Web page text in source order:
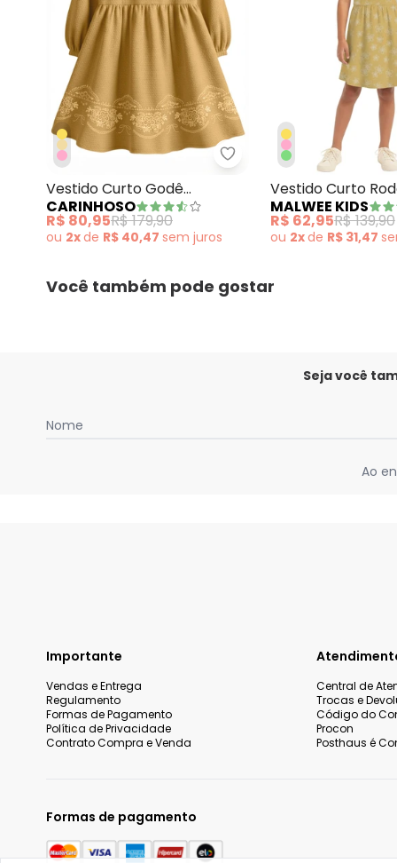
Carinhoso - Vestido
Vestido Curto Godê
Texturizado Amarelo
Mostarda
CARINHOSO
R$ 80,95R$ 179,90
ou 2xde R$ 40,47 sem juros
Vestido Curto
Amarelo
MALWEE KIDS
R$ 62,95R$ 139,90
ou 2xde R$ 31,47
Você também pode gostar
Seja você
Nome
Ao
Importante
Vendas e Entrega
Regulamento
Formas de Pagamento
Política de Privacidade
Contrato Compra e Venda
Central de
Trocas e
Código do
Procon
Posthaus é
Formas de pagamento